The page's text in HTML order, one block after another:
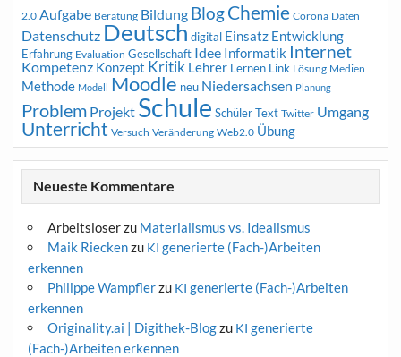
2.0 Aufgabe Beratung Bildung BlogChemie Corona Daten
Datenschutz Deutsch digital Einsatz Entwicklung
Erfahrung Evaluation Gesellschaft Idee Informatik Internet
Kompetenz Konzept Kritik Lehrer Lernen Link Lösung Medien
Methode Modell Moodle neu Niedersachsen Planung
Problem Projekt Schule Schüler Text Twitter Umgang
Unterricht Versuch Veränderung Web2.0 Übung
Neueste Kommentare
Arbeitsloserzu Materialismus vs. Idealismus
Maik Rieckenzu KI generierte (Fach-)Arbeiten
erkennen
Philippe Wampflerzu KI generierte (Fach-)Arbeiten
erkennen
Originality.ai | Digithek-Blogzu KI generierte
(Fach-)Arbeiten erkennen